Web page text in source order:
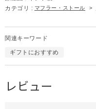
カテゴリ : マフラー・ストール >
関連キーワード
ギフトにおすすめ
レビュー